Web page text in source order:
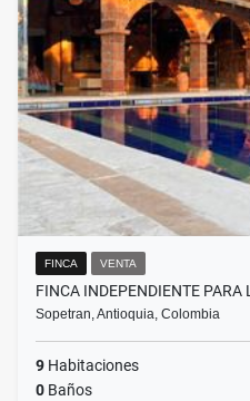
FINCA VENTA
FINCA INDEPENDIENTE PARA
Sopetran, Antioquia, Colombia
9 Habitaciones
0 Baños